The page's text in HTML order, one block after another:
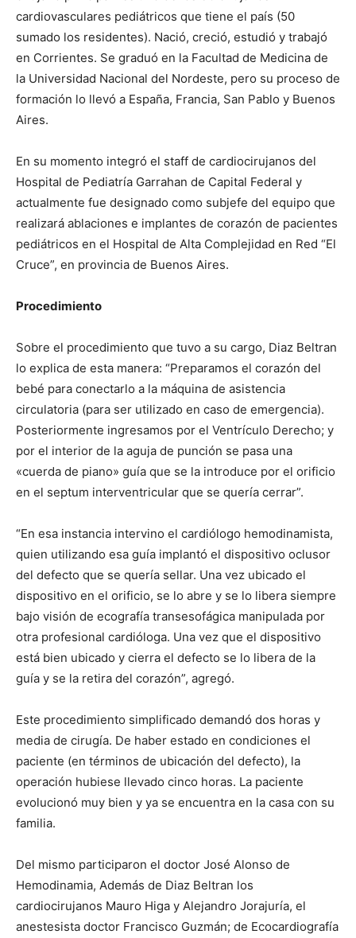
cardiovasculares pediátricos que tiene el país (50
sumado los residentes). Nació, creció, estudió y trabajó
en Corrientes. Se graduó en la Facultad de Medicina de
la Universidad Nacional del Nordeste, pero su proceso de
formación lo llevó a España, Francia, San Pablo y Buenos
Aires.
En su momento integró el staff de cardiocirujanos del
Hospital de Pediatría Garrahan de Capital Federal y
actualmente fue designado como subjefe del equipo que
realizará ablaciones e implantes de corazón de pacientes
pediátricos en el Hospital de Alta Complejidad en Red “El
Cruce”, en provincia de Buenos Aires.
Procedimiento
Sobre el procedimiento que tuvo a su cargo, Diaz Beltran
lo explica de esta manera: “Preparamos el corazón del
bebé para conectarlo a la máquina de asistencia
circulatoria (para ser utilizado en caso de emergencia).
Posteriormente ingresamos por el Ventrículo Derecho; y
por el interior de la aguja de punción se pasa una
«cuerda de piano» guía que se la introduce por el orificio
en el septum interventricular que se quería cerrar”.
“En esa instancia intervino el cardiólogo hemodinamista,
quien utilizando esa guía implantó el dispositivo oclusor
del defecto que se quería sellar. Una vez ubicado el
dispositivo en el orificio, se lo abre y se lo libera siempre
bajo visión de ecografía transesofágica manipulada por
otra profesional cardióloga. Una vez que el dispositivo
está bien ubicado y cierra el defecto se lo libera de la
guía y se la retira del corazón”, agregó.
Este procedimiento simplificado demandó dos horas y
media de cirugía. De haber estado en condiciones el
paciente (en términos de ubicación del defecto), la
operación hubiese llevado cinco horas. La paciente
evolucionó muy bien y ya se encuentra en la casa con su
familia.
Del mismo participaron el doctor José Alonso de
Hemodinamia, Además de Diaz Beltran los
cardiocirujanos Mauro Higa y Alejandro Jorajuría, el
anestesista doctor Francisco Guzmán; de Ecocardiografía